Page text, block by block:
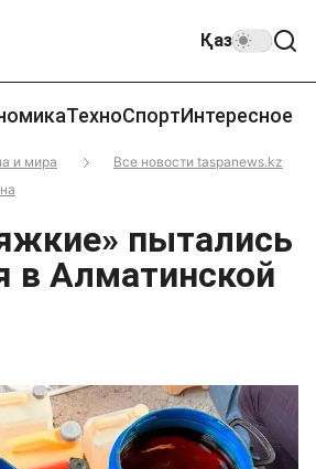
Қаз
ТехноСпортИнтересное
и мира
Все новости taspanews.kz
пытались
в Алматинской